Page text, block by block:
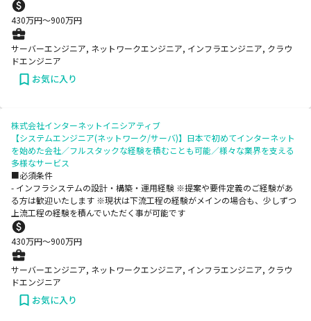
430万円〜900万円
サーバーエンジニア, ネットワークエンジニア, インフラエンジニア, クラウ
ドエンジニア
お気に入り
株式会社インターネットイニシアティブ
【システムエンジニア(ネットワーク/サーバ)】日本で初めてインターネット
を始めた会社／フルスタックな経験を積むことも可能／様々な業界を支える
多様なサービス
■必須条件
- インフラシステムの設計・構築・運用経験 ※提案や要件定義のご経験があ
る方は歓迎いたします ※現状は下流工程の経験がメインの場合も、少しずつ
上流工程の経験を積んでいただく事が可能です
430万円〜900万円
サーバーエンジニア, ネットワークエンジニア, インフラエンジニア, クラウ
ドエンジニア
お気に入り